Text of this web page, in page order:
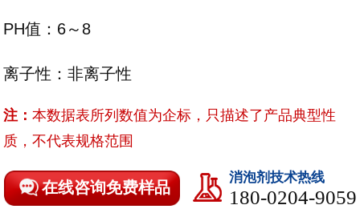
PH值：6～8
离子性：非离子性
注：本数据表所列数值为企标，只描述了产品典型性
质，不代表规格范围
在线咨询免费样品
消泡剂技术热线
180-0204-9059